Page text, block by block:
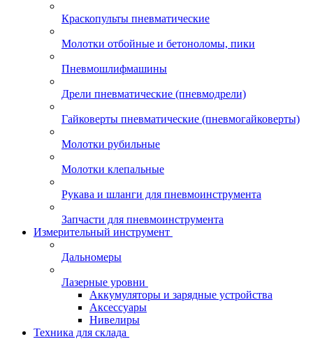
Краскопульты пневматические
Молотки отбойные и бетоноломы, пики
Пневмошлифмашины
Дрели пневматические (пневмодрели)
Гайковерты пневматические (пневмогайковерты)
Молотки рубильные
Молотки клепальные
Рукава и шланги для пневмоинструмента
Запчасти для пневмоинструмента
Измерительный инструмент
Дальномеры
Лазерные уровни
Аккумуляторы и зарядные устройства
Аксессуары
Нивелиры
Техника для склада